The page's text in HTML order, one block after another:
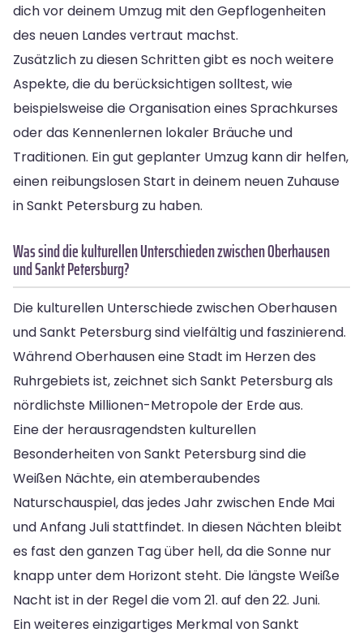
dich vor deinem Umzug mit den Gepflogenheiten
des neuen Landes vertraut machst.
Zusätzlich zu diesen Schritten gibt es noch weitere
Aspekte, die du berücksichtigen solltest, wie
beispielsweise die Organisation eines Sprachkurses
oder das Kennenlernen lokaler Bräuche und
Traditionen. Ein gut geplanter Umzug kann dir helfen,
einen reibungslosen Start in deinem neuen Zuhause
in Sankt Petersburg zu haben.
Was sind die kulturellen Unterschieden zwischen Oberhausen
und Sankt Petersburg?
Die kulturellen Unterschiede zwischen Oberhausen
und Sankt Petersburg sind vielfältig und faszinierend.
Während Oberhausen eine Stadt im Herzen des
Ruhrgebiets ist, zeichnet sich Sankt Petersburg als
nördlichste Millionen-Metropole der Erde aus.
Eine der herausragendsten kulturellen
Besonderheiten von Sankt Petersburg sind die
Weißen Nächte, ein atemberaubendes
Naturschauspiel, das jedes Jahr zwischen Ende Mai
und Anfang Juli stattfindet. In diesen Nächten bleibt
es fast den ganzen Tag über hell, da die Sonne nur
knapp unter dem Horizont steht. Die längste Weiße
Nacht ist in der Regel die vom 21. auf den 22. Juni.
Ein weiteres einzigartiges Merkmal von Sankt